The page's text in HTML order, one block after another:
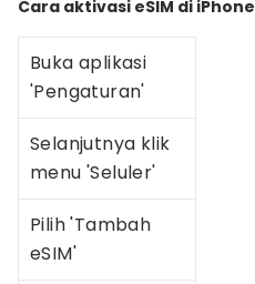
Cara aktivasi eSIM di iPhone
Buka aplikasi
'Pengaturan'
Selanjutnya klik
menu 'Seluler'
Pilih 'Tambah
eSIM'